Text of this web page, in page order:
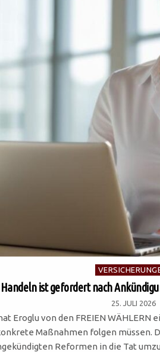
Posted
in
Handeln ist gefordert nach
25. JULI 2026
Eroglu von den FREIEN
Maßnahmen folgen
Reformen in die Tat